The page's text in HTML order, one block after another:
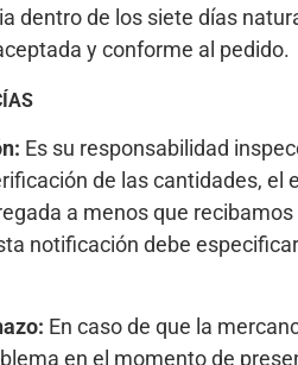
dentro de los siete días
y conforme al pedido.
Es su responsabilidad
de las cantidades,
a menos que
notificación debe
En caso de que la
en el momento de